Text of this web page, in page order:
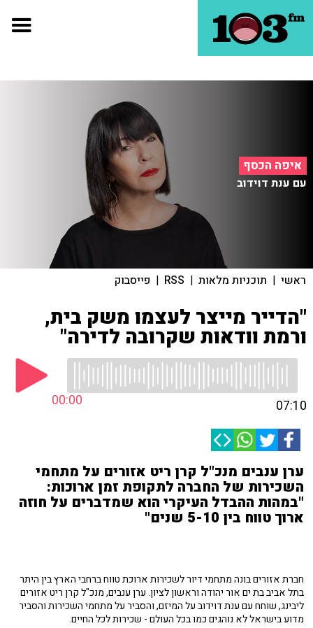
איפה הכסף
עם ענת דוידוב
ראשי | תוכניות מלאות |
RSS
| פייסבוק
"הדייר מייצר לעצמו משק בית,
ורמת וודאות שקרובה לדירה"
00:00 07:10
ערן ענבים מנכ"ל קרן ריט אזורים על מתחמי
השכירות של החברה לתקופת זמן ארוכות:
"במהות ההבדל העיקרי הוא שמדברים על חוזה
ארוך טווח בין 5-10 שנים"
חברת אזורים בונה מתחמי דיור לשכירות ארוכת טווח ברחבי הארץ בין היתר
בתל אביב בת ים אור יהודה וראשון לציון. ערן ענבים, מנכ"ל קרן ריט אזורים
ליבינג, שוחח עם ענת דוידוב על המיזם, והסביר על מתחמי השכירות והסביר
מדוע בישראל לא נוהגים כמו בכל העולם - שכירות לכל החיים.